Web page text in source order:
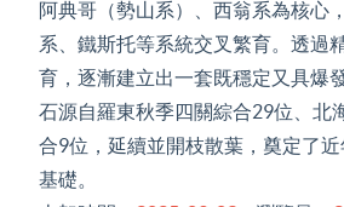
阿典哥（勢山系）、西翁系為核心
系、鐵斯托等系統交叉繁育。透過
育，逐漸建立出一套既穩定又具爆
石源自羅東秋季四關綜合29位、北
合9位，延續並開枝散葉，奠定了
基礎。